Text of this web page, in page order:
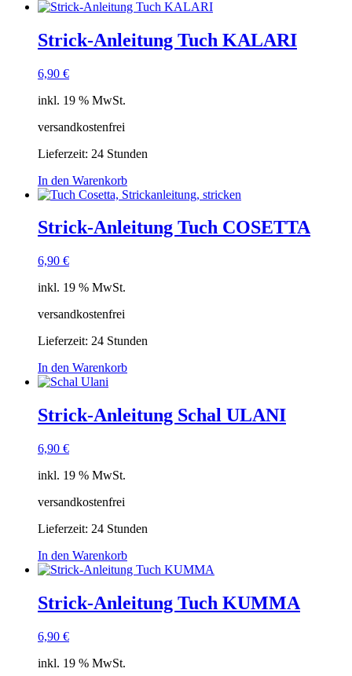
Strick-Anleitung Tuch KALARI
6,90 €
inkl. 19 % MwSt.
versandkostenfrei
Lieferzeit: 24 Stunden
In den Warenkorb
Strick-Anleitung Tuch COSETTA
6,90 €
inkl. 19 % MwSt.
versandkostenfrei
Lieferzeit: 24 Stunden
In den Warenkorb
Strick-Anleitung Schal ULANI
6,90 €
inkl. 19 % MwSt.
versandkostenfrei
Lieferzeit: 24 Stunden
In den Warenkorb
Strick-Anleitung Tuch KUMMA
6,90 €
inkl. 19 % MwSt.